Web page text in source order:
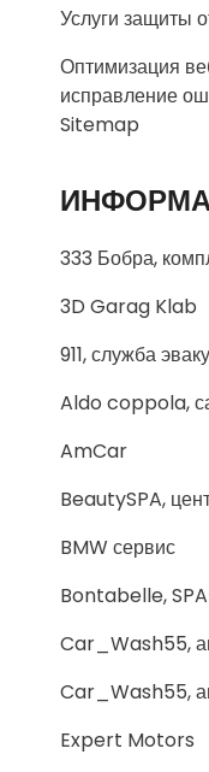
Услуги защиты
Оптимизация
исправление
Sitemap
333 Бобра,
3D Garag Klab
911, служба
Aldo coppola,
AmCar
BeautySPA,
BMW сервис
Bontabelle,
Car_Wash55,
Car_Wash55,
Expert Motors